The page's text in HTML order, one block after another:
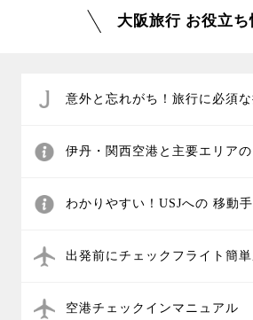
大阪旅行 お役立ち
意外と忘れがち！旅行に必須
伊丹・関西空港と主要エリア
わかりやすい！USJへの 移動
出発前にチェックフライト簡
空港チェックインマニュアル